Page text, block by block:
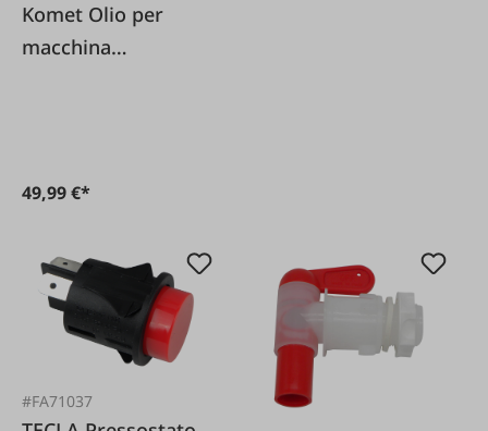
Komet Olio per
macchina
49,99 €*
#FA71037